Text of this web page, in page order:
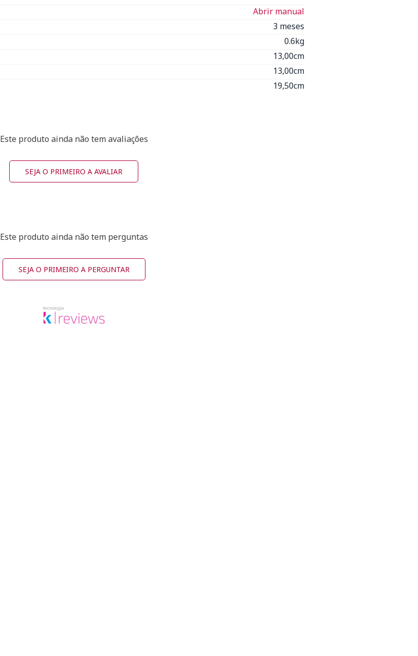
Abrir manual
3 meses
0.6kg
13,00cm
13,00cm
19,50cm
Este produto ainda não tem avaliações
SEJA O PRIMEIRO A AVALIAR
Este produto ainda não tem perguntas
SEJA O PRIMEIRO A PERGUNTAR